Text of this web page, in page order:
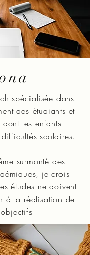
spécialisée dans
des étudiants et
les enfants
scolaires.
surmonté des
je crois
études ne doivent
à la réalisation de